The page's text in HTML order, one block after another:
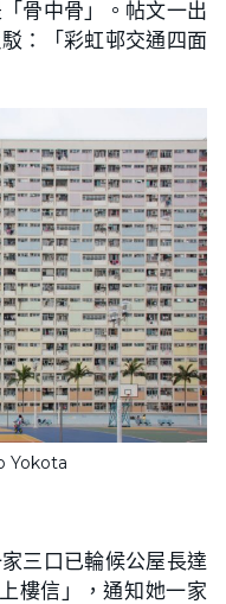
骨中骨」。帖文一出
：「彩虹邨交通四面
Yokota
三口已輪候公屋長達
樓信」，通知她一家